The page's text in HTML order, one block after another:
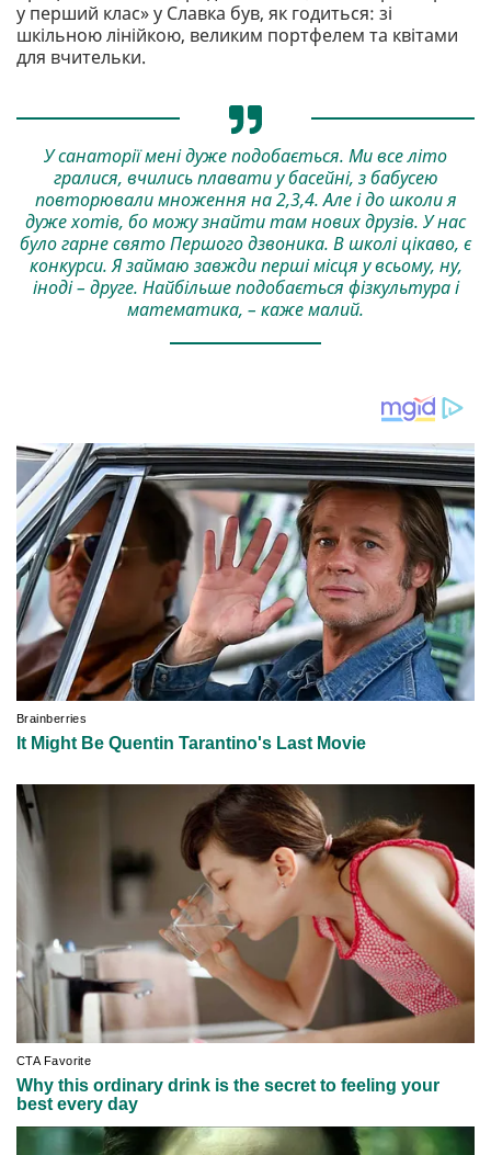
у перший клас» у Славка був, як годиться: зі
шкільною лінійкою, великим портфелем та квітами
для вчительки.
У санаторії мені дуже подобається. Ми все літо
гралися, вчились плавати у басейні, з бабусею
повторювали множення на 2,3,4. Але і до школи я
дуже хотів, бо можу знайти там нових друзів. У нас
було гарне свято Першого дзвоника. В школі цікаво, є
конкурси. Я займаю завжди перші місця у всьому, ну,
іноді – друге. Найбільше подобається фізкультура і
математика, – каже малий.